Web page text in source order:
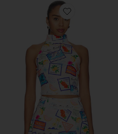
Favorite NAELLE